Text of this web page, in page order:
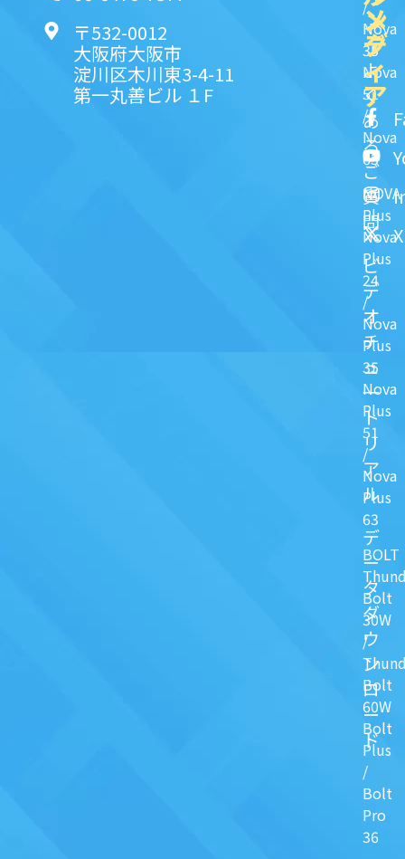
〒532-0012
大阪府大阪市
淀川区木川東3-4-11
第一丸善ビル １F
/
Nova
35
Nova
51
/
Nova
63
NOVA
Plus
Nova
Plus
24
/
Nova
Plus
35
Nova
Plus
51
/
Nova
Plus
63
BOLT
Bolt
30W
/
Bolt
60W
Bolt
Plus
/
Bolt
Pro
36
ン
ク
よ
く
あ
る
ご
質
問
ビ
デ
オ
チ
ュ
一
ト
リ
ア
ル
デ
ー
タ
ダ
ウ
ン
ロ
ー
ド
メ
デ
ィ
ア
X